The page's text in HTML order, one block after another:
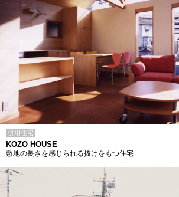
併用住宅
KOZO HOUSE
敷地の長さを感じられる抜けをもつ住宅